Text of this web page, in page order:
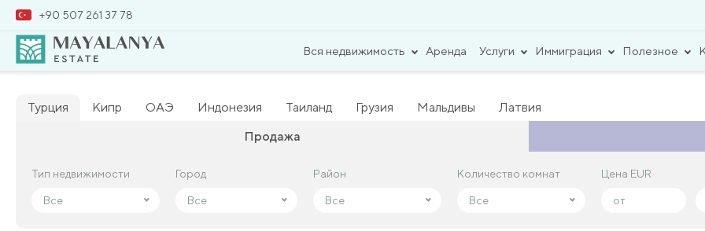
+90 507 261 37 78
Вся недвижимость Аренда Услуги Иммиграция Полезное
Турция Кипр ОАЭ Индонезия Таиланд Грузия Мальдивы
Латвия
Продажа
Тип недвижимости
Все
Город
Все
Район
Все
Количество комнат
Все
Цена EUR
Тип недвижимости
Все
Город
Все
Район
Все
Количество комнат
Все
Цена EUR